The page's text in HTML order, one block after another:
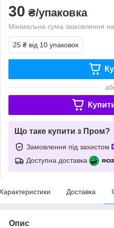
30 ₴/упаковка
Мінімальна сума замовлення
25 ₴ від 10 упаковок
Що таке купити з Пром?
Замовлення під захистом
Доступна доставка
Доставка
Опис